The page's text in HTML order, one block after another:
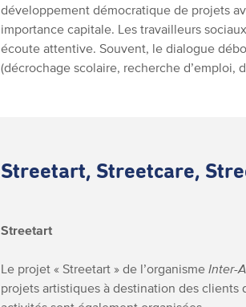
développement démocratique de projets
importance capitale. Les travailleurs
écoute attentive. Souvent, le dialogue
(décrochage scolaire, recherche d’emploi,
Streetart, Streetcare,
Streetart
Le projet « Streetart » de l’organismeInter-
projets artistiques à destination des clients